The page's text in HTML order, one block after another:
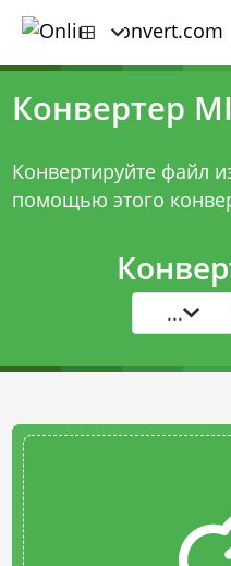
Конвертер
Конвертируйте файл
помощью этого
...